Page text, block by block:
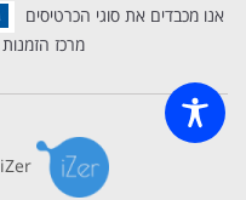
אנו מכבדים את סוגי הכרטיסים
מרכז הזמנות
iZer - מערכת לניהול עסקים